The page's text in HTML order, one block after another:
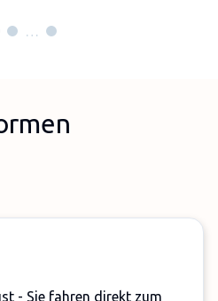
…
- Sie fahren direkt zum